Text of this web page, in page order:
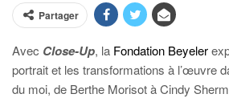
Partager
Avec Close-Up, la Fondation Beyeler
portrait et les transformations à l’œuvre
du moi, de Berthe Morisot à Cindy